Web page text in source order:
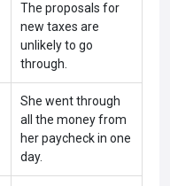
The proposals for
new taxes are
unlikely to go
through.
She went through
all the money from
her paycheck in one
day.